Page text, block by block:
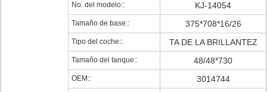
No. del modelo:: KJ-14054
Tamaño de base:: 375*708*16/26
Tipo del coche:: TA DE LA BRILLANTEZ
Tamaño del tanque:: 48/48*730
OEM:: 3014744